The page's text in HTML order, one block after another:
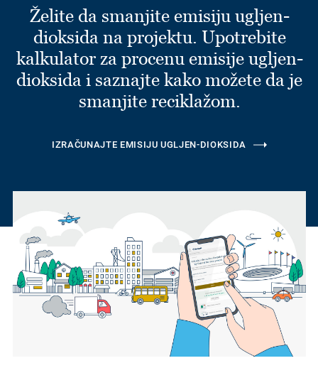
Želite da smanjite emisiju ugljen-
dioksida na projektu. Upotrebite
kalkulator za procenu emisije ugljen-
dioksida i saznajte kako možete da je
smanjite reciklažom.
IZRAČUNAJTE EMISIJU UGLJEN-DIOKSIDA